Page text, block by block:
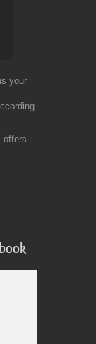
your
offers